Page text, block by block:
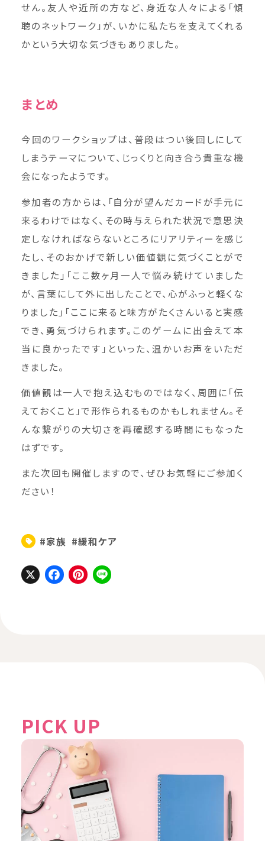
せん。友人や近所の方など、身近な人々による「傾
聴のネットワーク」が、いかに私たちを支えてくれる
かという大切な気づきもありました。
まとめ
今回のワークショップは、普段はつい後回しにして
しまうテーマについて、じっくりと向き合う貴重な機
会になったようです。
参加者の方からは、「自分が望んだカードが手元に
来るわけではなく、その時与えられた状況で意思決
定しなければならないところにリアリティーを感じ
たし、そのおかげで新しい価値観に気づくことがで
きました」「ここ数ヶ月一人で悩み続けていました
が、言葉にして外に出したことで、心がふっと軽くな
りました」「ここに来ると味方がたくさんいると実感
でき、勇気づけられます。このゲームに出会えて本
当に良かったです」といった、温かいお声をいただ
きました。
価値観は一人で抱え込むものではなく、周囲に「伝
えておくこと」で形作られるものかもしれません。そ
んな繋がりの大切さを再確認する時間にもなった
はずです。
また次回も開催しますので、ぜひお気軽にご参加く
ださい！
#家族 #緩和ケア
X Facebook
Pinterest
PICK UP